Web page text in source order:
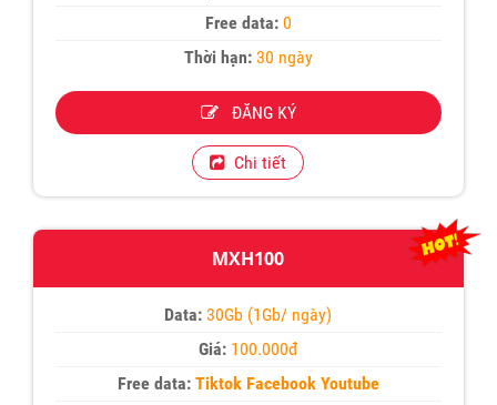
Free data: 0
Thời hạn:30 ngày
ĐĂNG KÝ
Chi tiết
MXH100
Data: 30Gb (1Gb/ ngày)
Giá: 100.000đ
Free data: Tiktok Facebook Youtube